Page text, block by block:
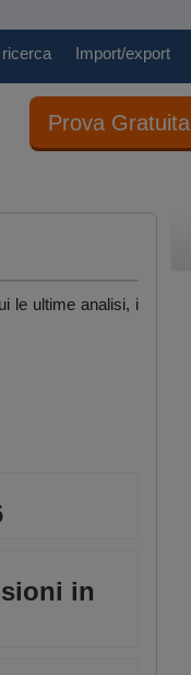
Import/export
Prova Gratuita
le ultime analisi, i
in